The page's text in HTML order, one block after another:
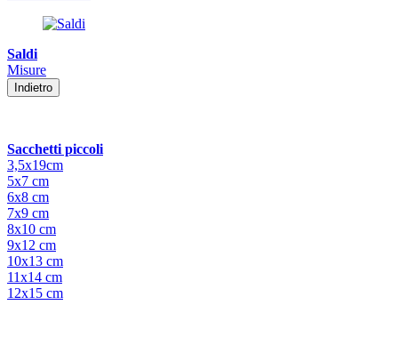
Saldi
Misure
Indietro
Sacchetti piccoli
3,5x19cm
5x7 cm
6x8 cm
7x9 cm
8x10 cm
9x12 cm
10x13 cm
11x14 cm
12x15 cm